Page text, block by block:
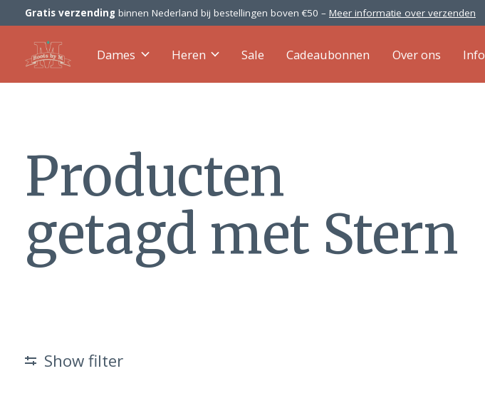
Gratis verzending binnen Nederland bij bestellingen boven €50 – Meer informatie over verzenden
Dames Heren Sale Cadeaubonnen Over ons Info
Producten
getagd met Stern
Show filter